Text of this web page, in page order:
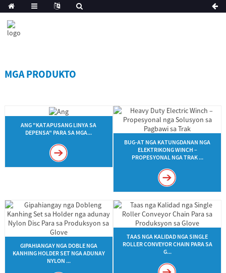
MGA PRODUKTO
ANG "KATAPUSANG LINYA SA
DEPENSA" PARA SA MGA...
BUG-AT NGA KATUNGDANAN NGA
ELEKTRIKONG WINCH –
PROPESYONAL NGA TRAK ...
GIPAHIANGAY NGA DOBLE NGA
KANHING HOLDER SET NGA ADUNAY
NYLON ...
TAAS NGA KALIDAD NGA SINGLE
ROLLER CONVEYOR CHAIN PARA SA
G...